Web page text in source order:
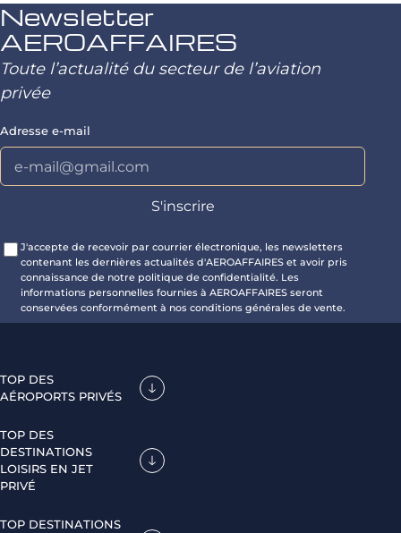
Newsletter
AEROAFFAIRES
Toute l’actualité du secteur de l’aviation
privée
Adresse e-mail
J'accepte de recevoir par courrier électronique, les newsletters
contenant les dernières actualités d'AEROAFFAIRES et avoir pris
connaissance de notre politique de confidentialité. Les
informations personnelles fournies à AEROAFFAIRES seront
conservées conformément à nos conditions générales de vente.
TOP DES
AÉROPORTS PRIVÉS
TOP DES
DESTINATIONS
LOISIRS EN JET
PRIVÉ
TOP DESTINATIONS